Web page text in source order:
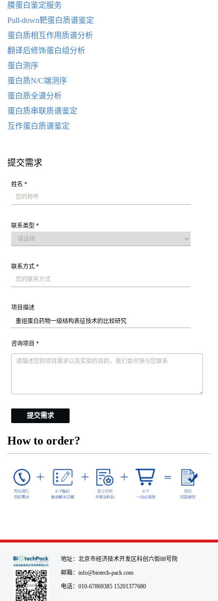
膜蛋白鉴定服务
Pull-down靶蛋白质谱鉴定
蛋白质相互作用质谱分析
翻译后修饰蛋白组分析
蛋白测序
蛋白质N/C端测序
蛋白质全谱分析
蛋白质串联质谱鉴定
互作蛋白质谱鉴定
提交需求
姓名 *
联系类型 *
联系方式 *
项目描述
咨询项目 *
提交需求
How to order?
地址：北京市经济技术开发区科创六街88号院
邮箱：info@biotech-pack.com
电话：010-67869385 15201377680